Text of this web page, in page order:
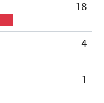
18
4
1